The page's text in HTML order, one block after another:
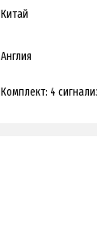
Китай
Англия
Комплект: 4